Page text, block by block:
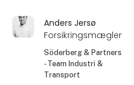
Anders Jersø
Forsikringsmægler
Söderberg & Partners
- Team Industri &
Transport